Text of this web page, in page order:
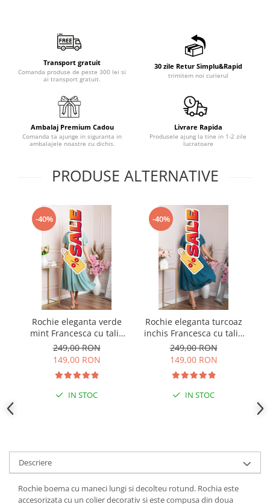
Transport gratuit
Comanda produse de peste 300 lei si
ai transport gratuit.
30 zile Retur Simplu&Rapid
trimitem noi curierul
Ambalaj Premium Cadou
Comanda ta ajunge in siguranta in
ambalajele noastre cu dichis.
Livrare Rapida
Produsele ajung la tine in 1-2 zile
lucratoare
PRODUSE ALTERNATIVE
-40%
Rochie eleganta verde
mint Francesca cu talie
incretita
249,00 RON
149,00 RON
IN STOC
-40%
Rochie eleganta turcoaz
inchis Francesca cu talie
incretita
249,00 RON
149,00 RON
IN STOC
Descriere
Rochie boema cu maneci lungi si decolteu rotund. Rochia este
accesorizata cu un colier decorativ si este compusa din doua